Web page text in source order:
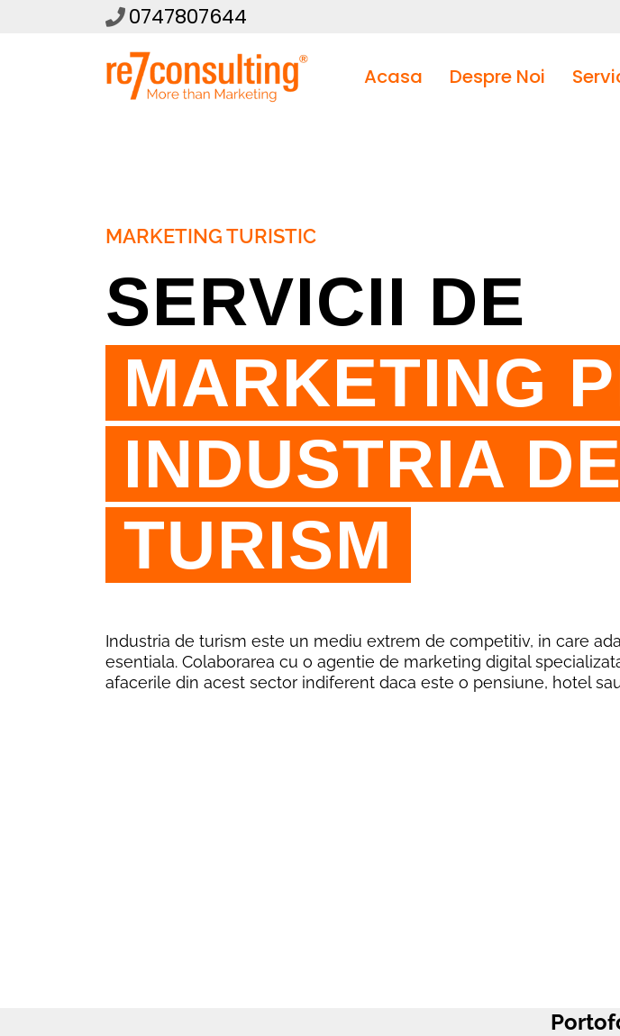
0747807644
Acasa Despre Noi
MARKETING TURISTIC
SERVICII DE
MARKETING
INDUSTRIA DE
TURISM
Industria de turism este un mediu extrem de competitiv, in care
esentiala. Colaborarea cu o agentie de marketing digital
afacerile din acest sector indiferent daca este o pensiune, hotel